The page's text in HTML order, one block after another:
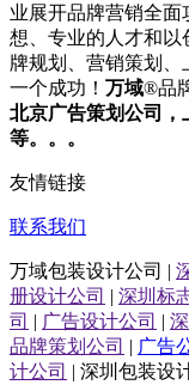
业展开品牌营销全
想、专业的人才和以
牌规划、营销策划、
一个成功！ 万域®品
北京广告策划公司
等。。。
友情链接
联系我们
万域包装设计公司 |
册设计公司 | 深圳标
司 | 广告设计公司 |
品牌策划公司 | 广告
计公司 | 深圳包装设